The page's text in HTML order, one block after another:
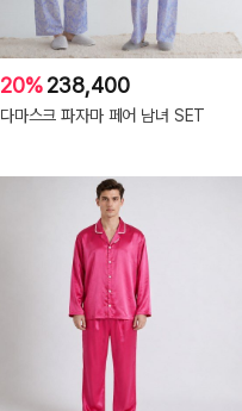
20%238,400
다마스크 파자마 페어 남녀 SET